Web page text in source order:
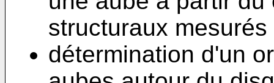
structuraux
détermination d'un